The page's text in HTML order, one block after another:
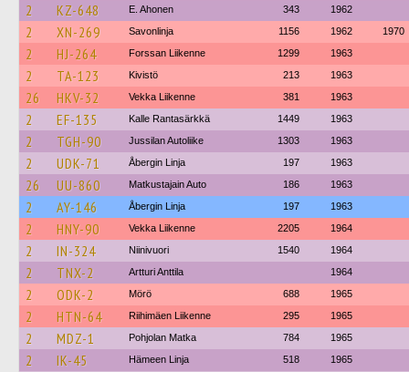
2 KZ-648 E. Ahonen 343 1962
2 XN-269 Savonlinja 1156 1962 1970
2 HJ-264 Forssan Liikenne 1299 1963
2 TA-123 Kivistö 213 1963
26 HKV-32 Vekka Liikenne 381 1963
2 EF-135 Kalle Rantasärkkä 1449 1963
2 TGH-90 Jussilan Autoliike 1303 1963
2 UDK-71 Åbergin Linja 197 1963
26 UU-860 Matkustajain Auto 186 1963
2 AY-146 Åbergin Linja 197 1963
2 HNY-90 Vekka Liikenne 2205 1964
2 IN-324 Niinivuori 1540 1964
2 TNX-2 Artturi Anttila 1964
2 ODK-2 Mörö 688 1965
2 HTN-64 Riihimäen Liikenne 295 1965
2 MDZ-1 Pohjolan Matka 784 1965
2 IK-45 Hämeen Linja 518 1965